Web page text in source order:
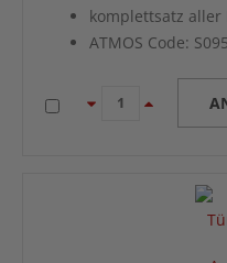
komplettsatz aller
ATMOS Code: